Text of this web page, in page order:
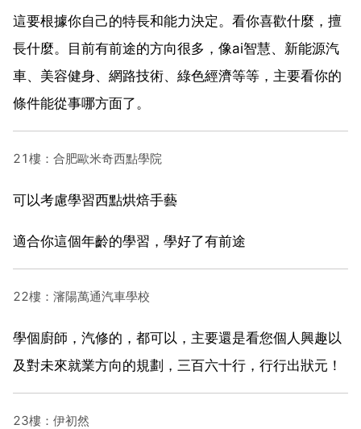
這要根據你自己的特長和能力決定。看你喜歡什麼，擅
長什麼。目前有前途的方向很多，像ai智慧、新能源汽
車、美容健身、網路技術、綠色經濟等等，主要看你的
條件能從事哪方面了。
21樓：合肥歐米奇西點學院
可以考慮學習西點烘焙手藝
適合你這個年齡的學習，學好了有前途
22樓：瀋陽萬通汽車學校
學個廚師，汽修的，都可以，主要還是看您個人興趣以
及對未來就業方向的規劃，三百六十行，行行出狀元！
23樓：伊初然